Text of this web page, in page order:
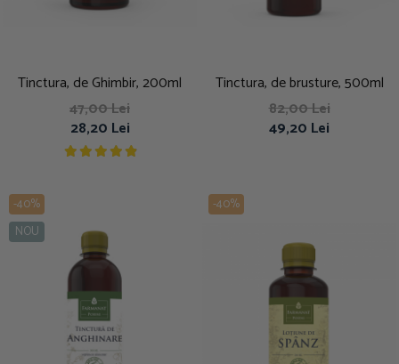
Tinctura, de Ghimbir, 200ml
47,00 Lei
28,20 Lei
Tinctura, de brusture, 500ml
82,00 Lei
49,20 Lei
-40%
NOU
-40%